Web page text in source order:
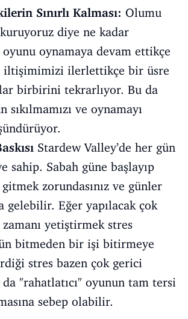
Sınırlı Kalması: Olumu
diye ne kadar
oyunu oynamaya devam ettikçe
iltişimimizi ilerlettikçe bir üsre
birbirini tekrarlıyor. Bu da
sıkılmamızı ve oynamayı
Stardew Valley’de her gün
sahip. Sabah güne başlayıp
zorundasınız ve günler
gelebilir. Eğer yapılacak çok
yetiştirmek stres
bitmeden bir işi bitirmeye
stres bazen çok gerici
"rahatlatıcı" oyunun tam tersi
sebep olabilir.